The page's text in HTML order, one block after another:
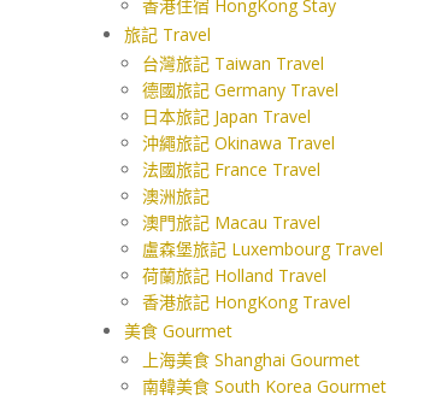
香港住宿 HongKong Stay
旅記 Travel
台灣旅記 Taiwan Travel
德國旅記 Germany Travel
日本旅記 Japan Travel
沖繩旅記 Okinawa Travel
法國旅記 France Travel
澳洲旅記
澳門旅記 Macau Travel
盧森堡旅記 Luxembourg Travel
荷蘭旅記 Holland Travel
香港旅記 HongKong Travel
美食 Gourmet
上海美食 Shanghai Gourmet
南韓美食 South Korea Gourmet